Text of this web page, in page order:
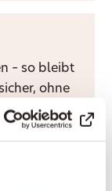
– so bleibt
ohne